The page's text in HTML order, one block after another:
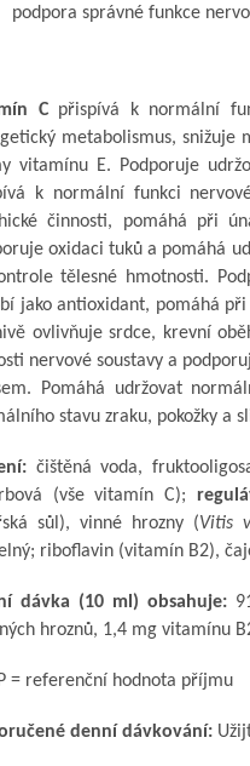
podpora správné funkce
Cpřispívá k normální
metabolismus, snižuje
vitamínu E. Podporuje
k normální funkci
činnosti, pomáhá při
oxidaci tuků a pomáhá
tělesné hmotnosti.
jako antioxidant, pomáhá
ovlivňuje srdce, krevní
nervové soustavy a
Pomáhá udržovat
stavu zraku, pokožky a
čištěná voda,
(vše vitamín C);
sůl), vinné hrozny (Vitis
riboflavin (vitamín B2),
dávka (10 ml) obsahuje:
hroznů, 1,4 mg vitamínu
= referenční hodnota příjmu
denní dávkování: